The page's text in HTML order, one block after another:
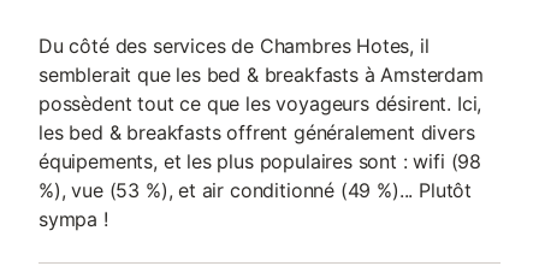
Du côté des services de Chambres Hotes, il
semblerait que les bed & breakfasts à Amsterdam
possèdent tout ce que les voyageurs désirent. Ici,
les bed & breakfasts offrent généralement divers
équipements, et les plus populaires sont : wifi (98
%), vue (53 %), et air conditionné (49 %)... Plutôt
sympa !